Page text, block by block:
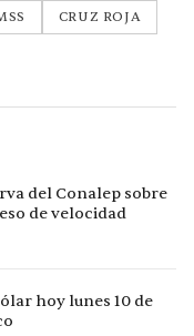
CRUZ ROJA
del Conalep sobre
de velocidad
hoy lunes 10 de